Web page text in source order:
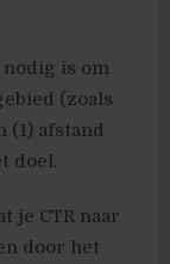
is om
(zoals
(1) afstand
doel.
je CTR naar
door het